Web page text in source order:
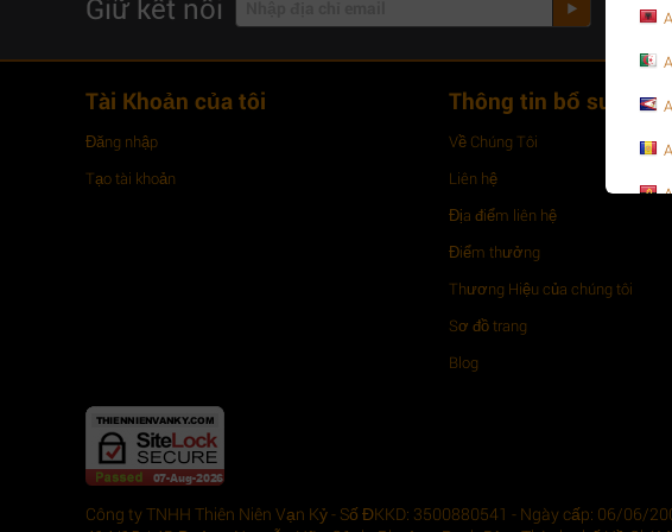
Giữ kết nối
Tài Khoản của tôi
Đăng nhập
Tạo tài khoản
Thông tin bổ sung
Về Chúng Tôi
Liên hệ
Địa điểm liên hệ
Điểm thưởng
Thương Hiệu của chúng tôi
Sơ đồ trang
Blog
Công ty TNHH Thiên Niên Vạn Kỷ - Số ĐKKD: 3500880541 - Ngày cấp: 06/06/